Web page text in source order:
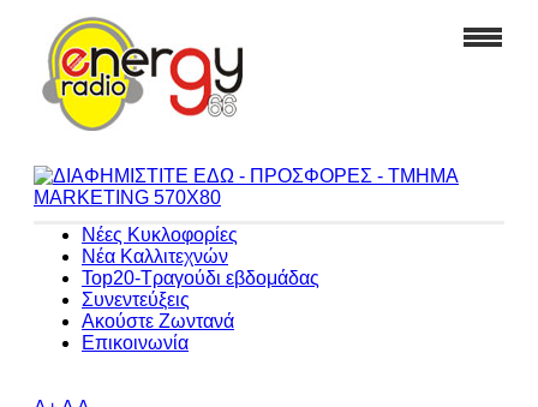
Νέες Κυκλοφορίες
Νέα Καλλιτεχνών
Top20-Τραγούδι εβδομάδας
Συνεντεύξεις
Ακούστε Ζωντανά
Επικοινωνία